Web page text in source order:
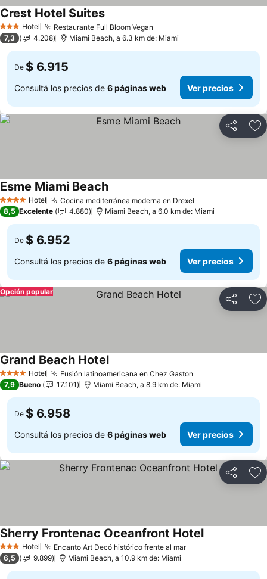
3 Estrellas
Hotel Restaurante Full Bloom Vegan
Crest Hotel SuitesVer precios
7,3 4.208 Miami Beach, a 6.3 km de: Miami
De $ 6.915
Consultá los precios de 6 páginas web Ver precios
Compartir
4 EstrellasHotel Cocina mediterránea moderna en Drexel
Esme Miami BeachVer precios
8,5 Excelente 4.880 Miami Beach, a 6.0 km de: Miami
De $ 6.952
Consultá los precios de 6 páginas web Ver precios
Compartir
Opción popular
4 EstrellasHotel Fusión latinoamericana en Chez Gaston
Grand Beach HotelVer precios
7,9 Bueno 17.101 Miami Beach, a 8.9 km de: Miami
De $ 6.958
Consultá los precios de 6 páginas web Ver precios
Compartir
3 Estrellas
Hotel Encanto Art Decó histórico frente al marVer precios
Sherry Frontenac Oceanfront HotelVer precios
6,5 9.899 Miami Beach, a 10.9 km de: Miami